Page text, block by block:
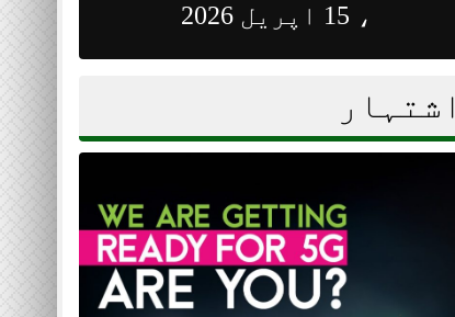
، 15 اپریل 2026
اشتہار